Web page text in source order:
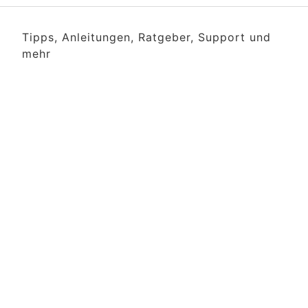
Tipps, Anleitungen, Ratgeber, Support und
mehr